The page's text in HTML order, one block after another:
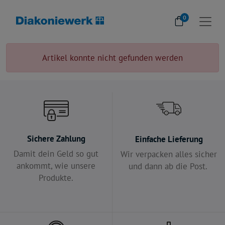
0
Artikel konnte nicht gefunden werden
Sichere Zahlung
Damit dein Geld so gut
ankommt, wie unsere
Produkte.
Einfache Lieferung
Wir verpacken alles sicher
und dann ab die Post.